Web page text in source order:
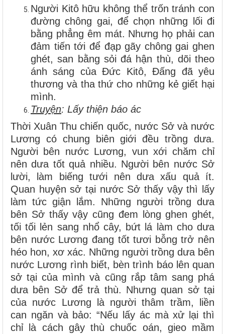
Người Kitô hữu không thể trốn tránh con
đường chông gai, để chọn những lối đi
bằng phẳng êm mát. Nhưng họ phải can
đảm tiến tới để đạp gãy chông gai ghen
ghét, san bằng sỏi đá hận thù, dõi theo
ánh sáng của Đức Kitô, Đấng đã yêu
thương và tha thứ cho những kẻ giết hại
mình.
Truyện: Lấy thiện báo ác
Thời Xuân Thu chiến quốc, nước Sở và nước
Lương có chung biên giới đều trồng dưa.
Người bên nước Lương, vun xới chăm chỉ
nên dưa tốt quả nhiều. Người bên nước Sở
lười, làm biếng tưới nên dưa xấu quả ít.
Quan huyện sở tại nước Sở thấy vậy thì lấy
làm tức giận lắm. Những người trồng dưa
bên Sở thấy vậy cũng đem lòng ghen ghét,
tối tối lẻn sang nhổ cây, bứt lá làm cho dưa
bên nước Lương đang tốt tươi bỗng trở nên
héo hon, xơ xác. Những người trồng dưa bên
nước Lương rình biết, bèn trình báo lên quan
sở tại của mình và cũng rắp tâm sang phá
dưa bên Sở để trả thù. Nhưng quan sở tại
của nước Lương là người thâm trầm, liền
can ngăn và bảo: “Nếu lấy ác mà xử lại thì
chỉ là cách gây thù chuốc oán, gieo mầm